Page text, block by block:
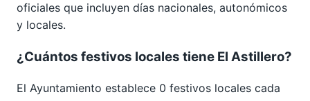
oficiales que incluyen días nacionales, autonómicos
y locales.
¿Cuántos festivos locales tiene El Astillero?
El Ayuntamiento establece 0 festivos locales cada